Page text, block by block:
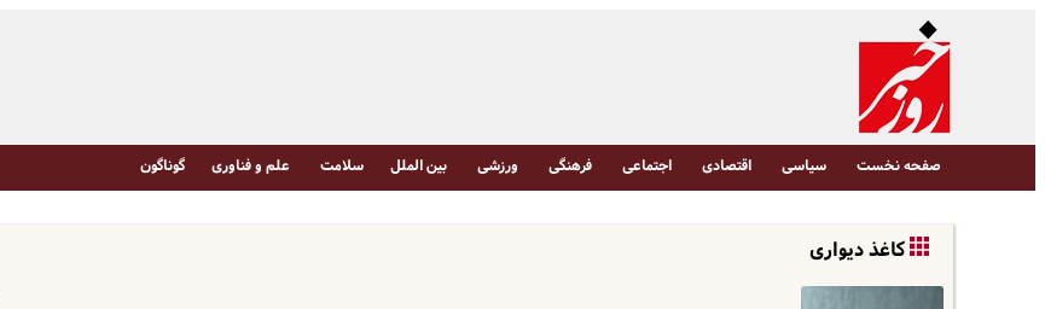
صفحه نخست سیاسی اقتصادی اجتماعی فرهنگی ورزشی بین الملل سلامت علم و فناوری گوناگون
کاغذ دیواری